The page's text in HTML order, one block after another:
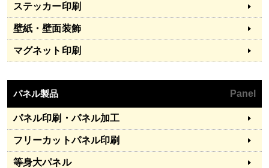
ステッカー印刷
壁紙・壁面装飾
マグネット印刷
パネル製品 Panel
パネル印刷・パネル加工
フリーカットパネル印刷
等身大パネル